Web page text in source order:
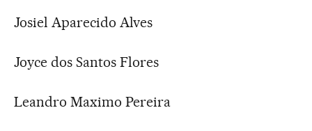
Josiel Aparecido Alves
Joyce dos Santos Flores
Leandro Maximo Pereira